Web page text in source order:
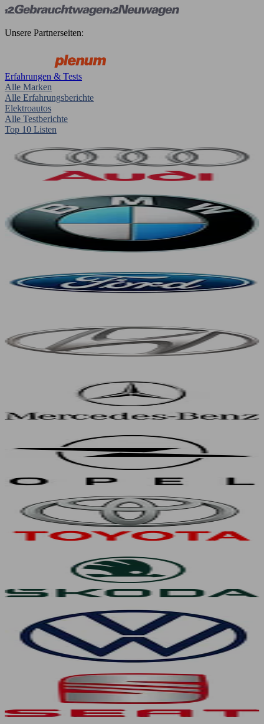
Unsere Partnerseiten:
Erfahrungen & Tests
Alle Marken
Alle Erfahrungsberichte
Elektroautos
Alle Testberichte
Top 10 Listen